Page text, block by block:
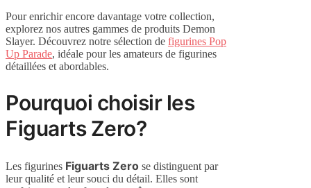
Pour enrichir encore davantage votre collection,
explorez nos autres gammes de produits Demon
Slayer. Découvrez notre sélection de figurines Pop
Up Parade, idéale pour les amateurs de figurines
détaillées et abordables.
Pourquoi choisir les
Figuarts Zero?
Les figurines Figuarts Zero se distinguent par
leur qualité et leur souci du détail. Elles sont